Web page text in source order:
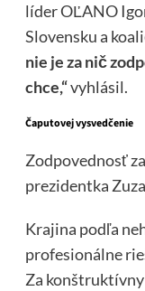
líder OĽANO
Slovensku a
nie je za nič
chce,“vyhlásil.
Čaputovej vysvedčenie
Zodpovednosť
prezidentka
Krajina podľa
profesionálne
Za